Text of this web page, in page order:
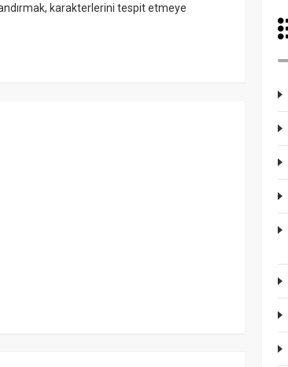
karakterlerini tespit etmeye